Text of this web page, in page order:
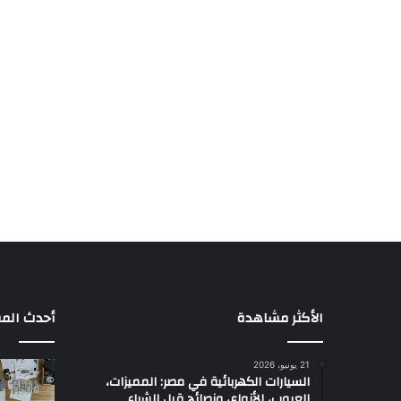
الأكثر مشاهدة
21 يونيو، 2026
السيارات الكهربائية في مصر: المميزات،
أحدث